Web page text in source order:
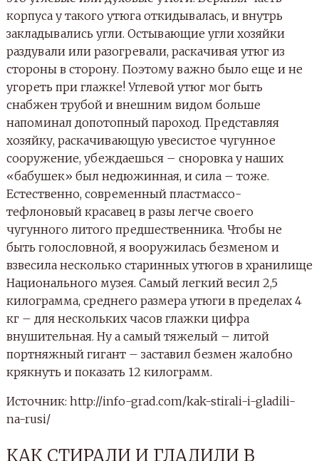
корпуса у такого утюга откидывалась, и внутрь
закладывались угли. Остывающие угли хозяйки
раздували или разогревали, раскачивая утюг из
стороны в сторону. Поэтому важно было еще и не
угореть при глажке! Углевой утюг мог быть
снабжен трубой и внешним видом больше
напоминал допотопный пароход. Представляя
хозяйку, раскачивающую увесистое чугунное
сооружение, убеждаешься – сноровка у наших
«бабушек» был недюжинная, и сила – тоже.
Естественно, современный пластмассо-
тефлоновый красавец в разы легче своего
чугунного литого предшественника. Чтобы не
быть голословной, я вооружилась безменом и
взвесила несколько старинных утюгов в хранилище
Национального музея. Самый легкий весил 2,5
килограмма, среднего размера утюги в пределах 4
кг – для нескольких часов глажки цифра
внушительная. Ну а самый тяжелый – литой
портняжный гигант – заставил безмен жалобно
крякнуть и показать 12 килограмм.
Источник: http://info-grad.com/kak-stirali-i-gladili-
na-rusi/
КАК СТИРАЛИ И ГЛАДИЛИ В